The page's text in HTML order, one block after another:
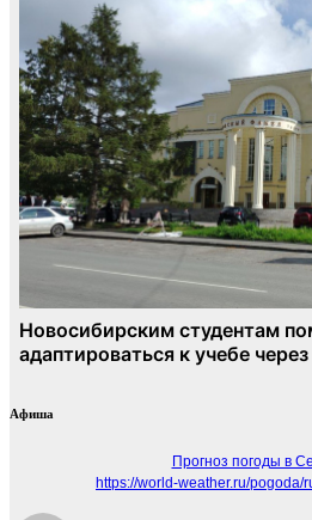
Афиша
Прогноз погоды в
https://world-weather.ru/pogoda/